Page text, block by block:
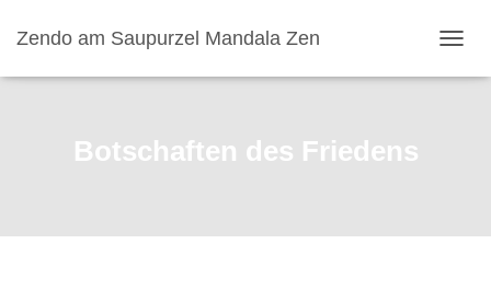
Zendo am Saupurzel Mandala Zen
Botschaften des Friedens